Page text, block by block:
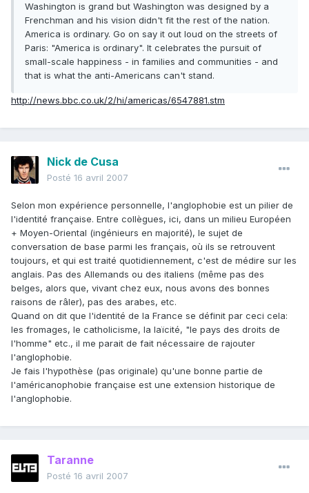
Washington is grand but Washington was designed by a
Frenchman and his vision didn't fit the rest of the nation.
America is ordinary. Go on say it out loud on the streets of
Paris: "America is ordinary". It celebrates the pursuit of
small-scale happiness - in families and communities - and
that is what the anti-Americans can't stand.
http://news.bbc.co.uk/2/hi/americas/6547881.stm
Nick de Cusa
Posté 16 avril 2007
Selon mon expérience personnelle, l'anglophobie est un pilier de
l'identité française. Entre collègues, ici, dans un milieu Européen
+ Moyen-Oriental (ingénieurs en majorité), le sujet de
conversation de base parmi les français, où ils se retrouvent
toujours, et qui est traité quotidiennement, c'est de médire sur les
anglais. Pas des Allemands ou des italiens (même pas des
belges, alors que, vivant chez eux, nous avons des bonnes
raisons de râler), pas des arabes, etc.
Quand on dit que l'identité de la France se définit par ceci cela:
les fromages, le catholicisme, la laïcité, "le pays des droits de
l'homme" etc., il me parait de fait nécessaire de rajouter
l'anglophobie.
Je fais l'hypothèse (pas originale) qu'une bonne partie de
l'américanophobie française est une extension historique de
l'anglophobie.
Taranne
Posté 16 avril 2007